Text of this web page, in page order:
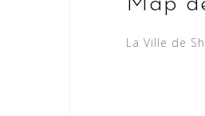
La Ville de